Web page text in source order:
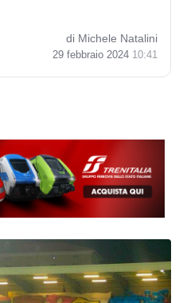
di Michele Natalini
29 febbraio 2024 10:41